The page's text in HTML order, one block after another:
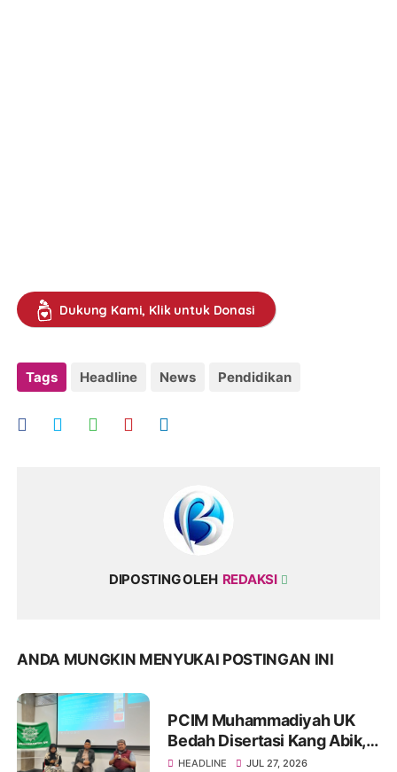
Dukung Kami, Klik untuk Donasi
Tags Headline News Pendidikan
DIPOSTING OLEH REDAKSI
ANDA MUNGKIN MENYUKAI POSTINGAN INI
PCIM Muhammadiyah UK
Bedah Disertasi Kang Abik,
Soroti Tasawuf sebagai Pilar
HEADLINE JUL 27, 2026